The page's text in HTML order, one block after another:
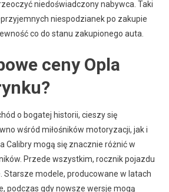
niedoświadczony nabywca. Taki
niespodzianek po zakupie
co do stanu zakupionego auta.
ceny Opla
o bogatej historii, cieszy się
wśród miłośników motoryzacji, jak i
Calibry mogą się znacznie różnić w
Przede wszystkim, rocznik pojazdu
Starsze modele, producowane w latach
podczas gdy nowsze wersje mogą